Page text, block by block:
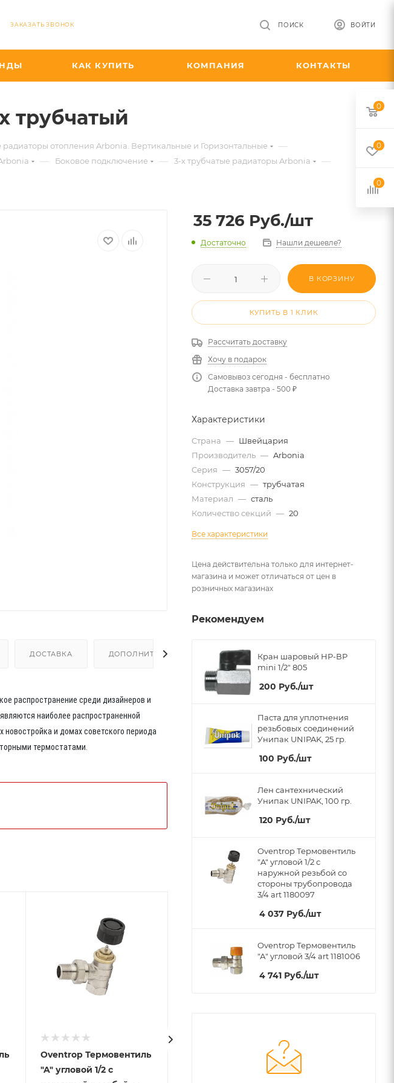
ЗАКАЗАТЬ ЗВОНОК ВОЙТИ
ПОИСК
КАК КУПИТЬ КОМПАНИЯ КОНТАКТЫ
трубчатый
радиаторы отопления Arbonia. Вертикальные и Горизонтальные —
— Боковое подключение — 3-х трубчатые радиаторы Arbonia —
ДОСТАВКА ДОПОЛНИТЕЛЬНО
распространение среди дизайнеров и
наиболее распространенной
и домах советского периода
термостатами.
Oventrop Термовентиль
"A" угловой 1/2 с
Oventrop Термовентиль
35 726 Руб./шт
Достаточно Нашли дешевле?
В КОРЗИНУ
КУПИТЬ В 1 КЛИК
Рассчитать доставку
Хочу в подарок
Самовывоз сегодня - бесплатно
Доставка завтра - 500 ₽
Характеристики
Страна — Швейцария
Производитель — Arbonia
Серия — 3057/20
Конструкция — трубчатая
Материал — сталь
Количество секций — 20
Все характеристики
Цена действительна только для интернет-
магазина и может отличаться от цен в
розничных магазинах
Рекомендуем
Кран шаровый НР-ВР
mini 1/2" 805
200 Руб./шт
Паста для уплотнения
резьбовых соединений
Унипак UNIPAK, 25 гр.
100 Руб./шт
Лен сантехнический
Унипак UNIPAK, 100 гр.
120 Руб./шт
Oventrop Термовентиль
"A" угловой 1/2 с
наружной резьбой со
стороны трубопровода
3/4 art 1180097
4 037 Руб./шт
Oventrop Термовентиль
"А" угловой 3/4 art 1181006
4 741 Руб./шт
0
0
0